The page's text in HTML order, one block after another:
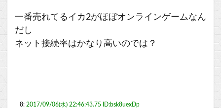
一番売れてるイカ2がほぼオンラインゲームなん
だし
ネット接続率はかなり高いのでは？
8: 2017/09/06(水) 22:46:43.75 ID:bsk8uexDp